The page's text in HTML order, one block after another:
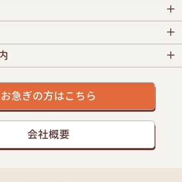
お急ぎの方はこちら
会社概要